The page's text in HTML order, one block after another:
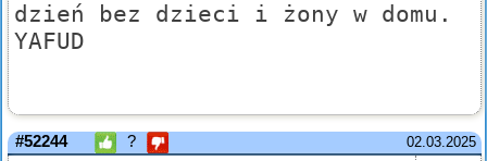
dzień bez dzieci i żony w domu.
YAFUD
02.03.2025
#52244 ?